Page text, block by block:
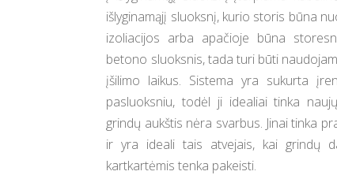
išlyginamąjį sluoksnį, kurio storis būna
izoliacijos arba apačioje būna
betono sluoksnis, tada turi būti
įšilimo laikus. Sistema yra sukurta
pasluoksniu, todėl ji idealiai tinka
grindų aukštis nėra svarbus. Jinai tinka
ir yra ideali tais atvejais, kai grindų
kartkartėmis tenka pakeisti.